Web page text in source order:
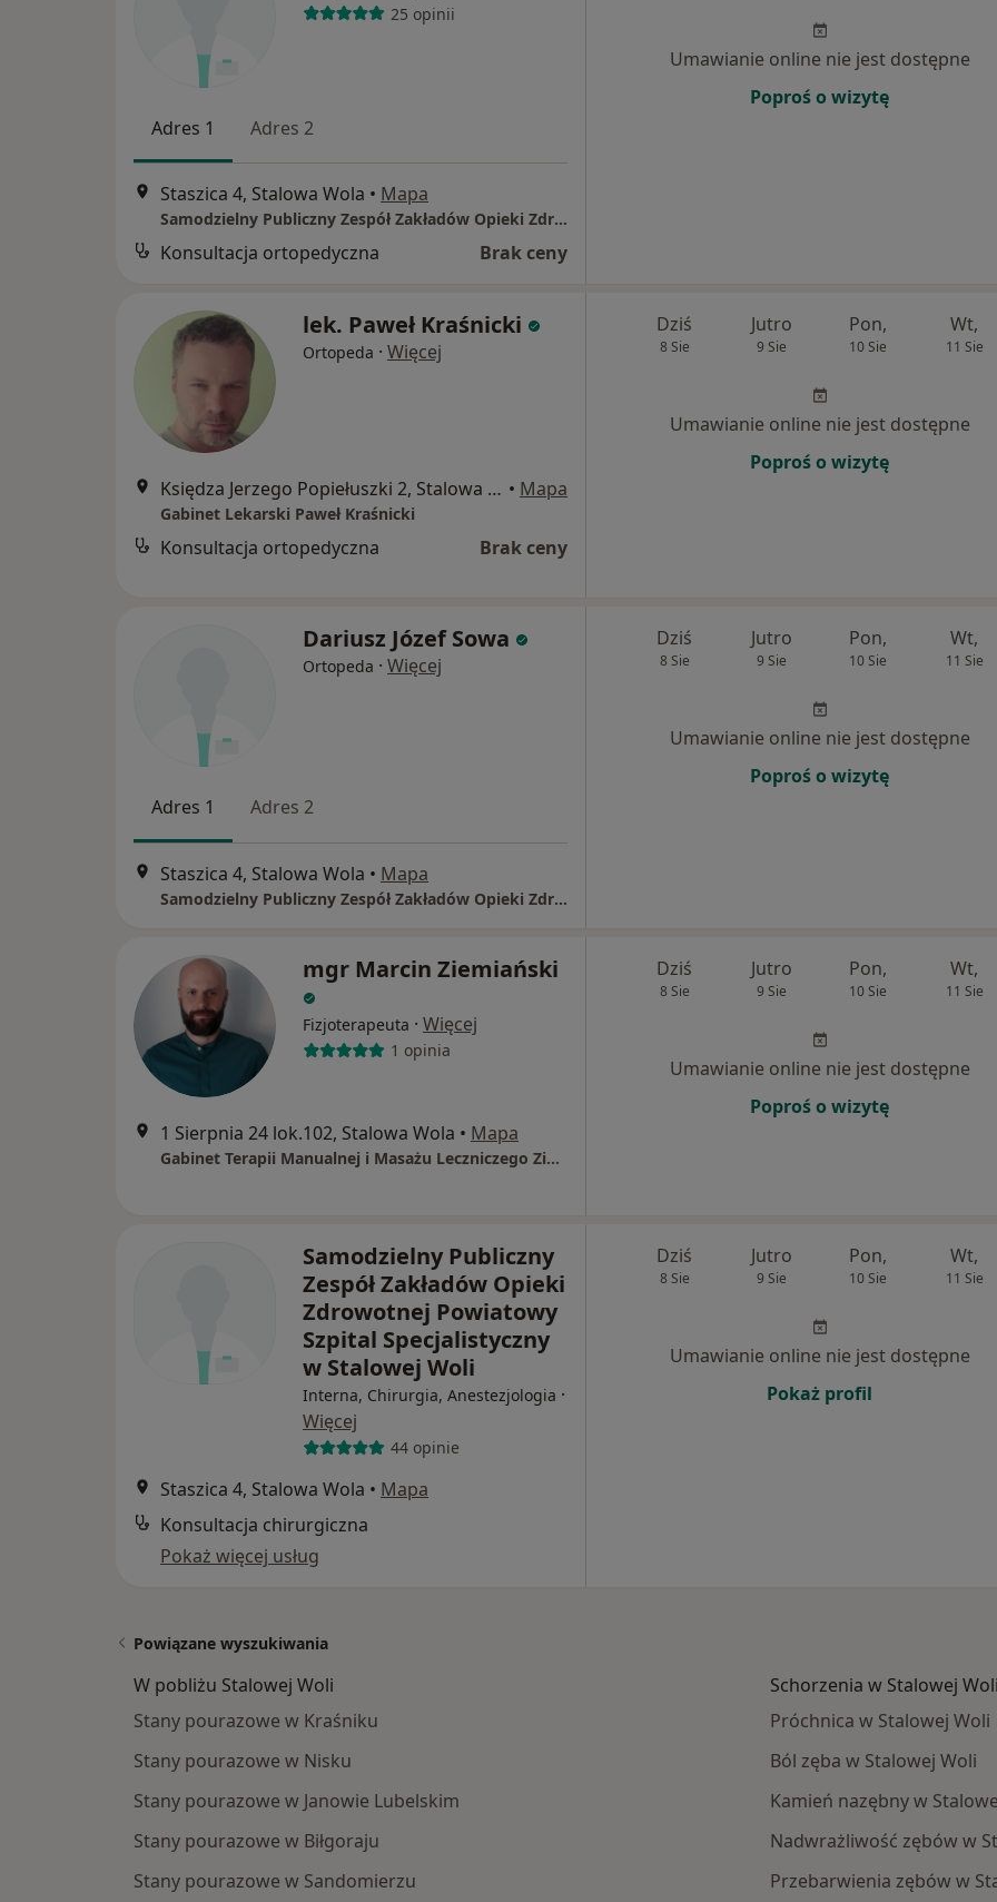
25 opinii
Adres 1 Adres 2
Staszica 4, Stalowa Wola • Mapa
Samodzielny Publiczny Zespół Zakładów Opieki Zdrowotnej Powiatowy Szpital Specjalistyczny w Stalowej Woli
Konsultacja ortopedyczna Brak ceny
Umawianie online nie jest dostępne
Poproś o wizytę
lek. Paweł Kraśnicki
Ortopeda · Więcej
Księdza Jerzego Popiełuszki 2, Stalowa Wola • Mapa
Gabinet Lekarski Paweł Kraśnicki
Konsultacja ortopedyczna Brak ceny
Dziś
8 Sie
Jutro
9 Sie
Pon,
10 Sie
Wt,
11 Sie
Umawianie online nie jest dostępne
Poproś o wizytę
Dariusz Józef Sowa
Ortopeda · Więcej
Adres 1 Adres 2
Staszica 4, Stalowa Wola • Mapa
Samodzielny Publiczny Zespół Zakładów Opieki Zdrowotnej Powiatowy Szpital Specjalistyczny w Stalowej Woli
Dziś
8 Sie
Jutro
9 Sie
Pon,
10 Sie
Wt,
11 Sie
Umawianie online nie jest dostępne
Poproś o wizytę
mgr Marcin Ziemiański
Fizjoterapeuta · Więcej
1 opinia
1 Sierpnia 24 lok.102, Stalowa Wola • Mapa
Gabinet Terapii Manualnej i Masażu Leczniczego Ziemiański - Fizjoterapia
Dziś
8 Sie
Jutro
9 Sie
Pon,
10 Sie
Wt,
11 Sie
Umawianie online nie jest dostępne
Poproś o wizytę
Samodzielny Publiczny
Zespół Zakładów Opieki
Zdrowotnej Powiatowy
Szpital Specjalistyczny
w Stalowej Woli
Interna, Chirurgia, Anestezjologia ·
Więcej
44 opinie
Staszica 4, Stalowa Wola • Mapa
Konsultacja chirurgiczna
Pokaż więcej usług
Dziś
8 Sie
Jutro
9 Sie
Pon,
10 Sie
Wt,
11 Sie
Umawianie online nie jest dostępne
Pokaż profil
Powiązane wyszukiwania
W pobliżu Stalowej Woli
Stany pourazowe w Kraśniku
Stany pourazowe w Nisku
Stany pourazowe w Janowie Lubelskim
Stany pourazowe w Biłgoraju
Stany pourazowe w Sandomierzu
Schorzenia w Stalowej Woli
Próchnica w Stalowej Woli
Ból zęba w Stalowej Woli
Kamień nazębny w
Nadwrażliwość zębów w
Przebarwienia zębów w